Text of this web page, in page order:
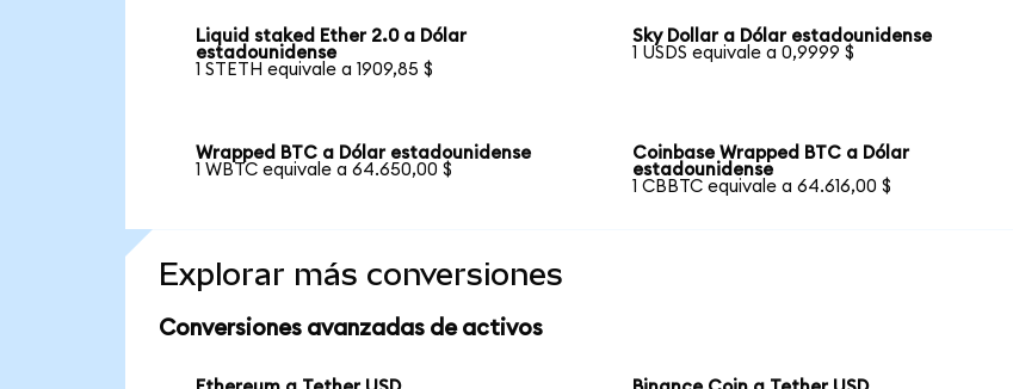
Liquid staked Ether 2.0 a Dólar
estadounidense
1 STETH equivale a 1909,85 $
Sky Dollar a Dólar estadounidense
1 USDS equivale a 0,9999 $
Wrapped BTC a Dólar estadounidense
1 WBTC equivale a 64.650,00 $
Coinbase Wrapped BTC a Dólar
estadounidense
1 CBBTC equivale a 64.616,00 $
Explorar más conversiones
Conversiones avanzadas de activos